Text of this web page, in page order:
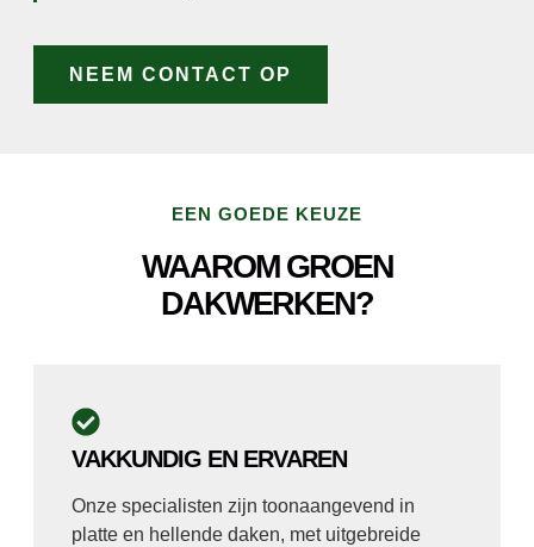
NEEM CONTACT OP
EEN GOEDE KEUZE
WAAROM GROEN
DAKWERKEN?
VAKKUNDIG EN ERVAREN
Onze specialisten zijn toonaangevend in
platte en hellende daken, met uitgebreide